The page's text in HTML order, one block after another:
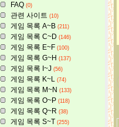
FAQ (0)
관련 사이트 (10)
게임 목록 A~B (211)
게임 목록 C~D (146)
게임 목록 E~F (100)
게임 목록 G~H (137)
게임 목록 I~J (56)
게임 목록 K~L (74)
게임 목록 M~N (133)
게임 목록 O~P (118)
게임 목록 Q~R (38)
게임 목록 S~T (255)